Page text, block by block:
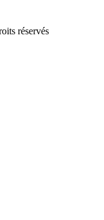
réservés